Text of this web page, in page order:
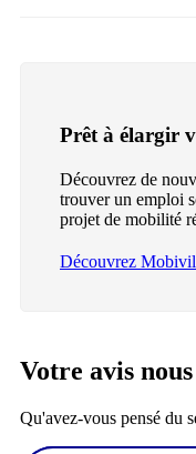
Prêt à élargir
Découvrez de
trouver un emploi
projet de mobilité
Découvrez
Votre avis
Qu'avez-vous pensé du